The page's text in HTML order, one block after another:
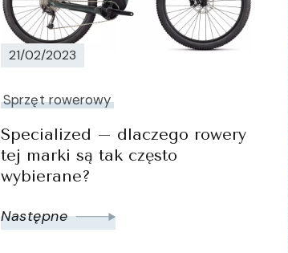
21/02/2023
Sprzęt rowerowy
Specialized – dlaczego rowery
tej marki są tak często
wybierane?
Następne